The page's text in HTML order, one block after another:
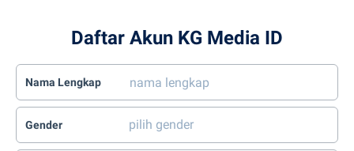
Daftar Akun KG Media ID
Nama Lengkap
Gender